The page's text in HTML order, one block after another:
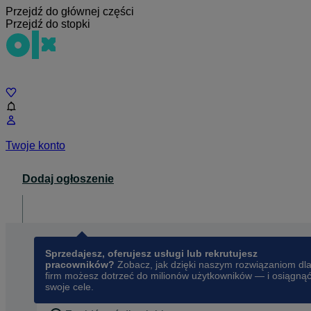
Przejdź do głównej części
Przejdź do stopki
Twoje konto
Dodaj ogłoszenie
Sprzedajesz, oferujesz usługi lub rekrutujesz
pracowników? Zobacz, jak dzięki naszym rozwiązaniom dla
firm możesz dotrzeć do milionów użytkowników — i osiągnąć
swoje cele.